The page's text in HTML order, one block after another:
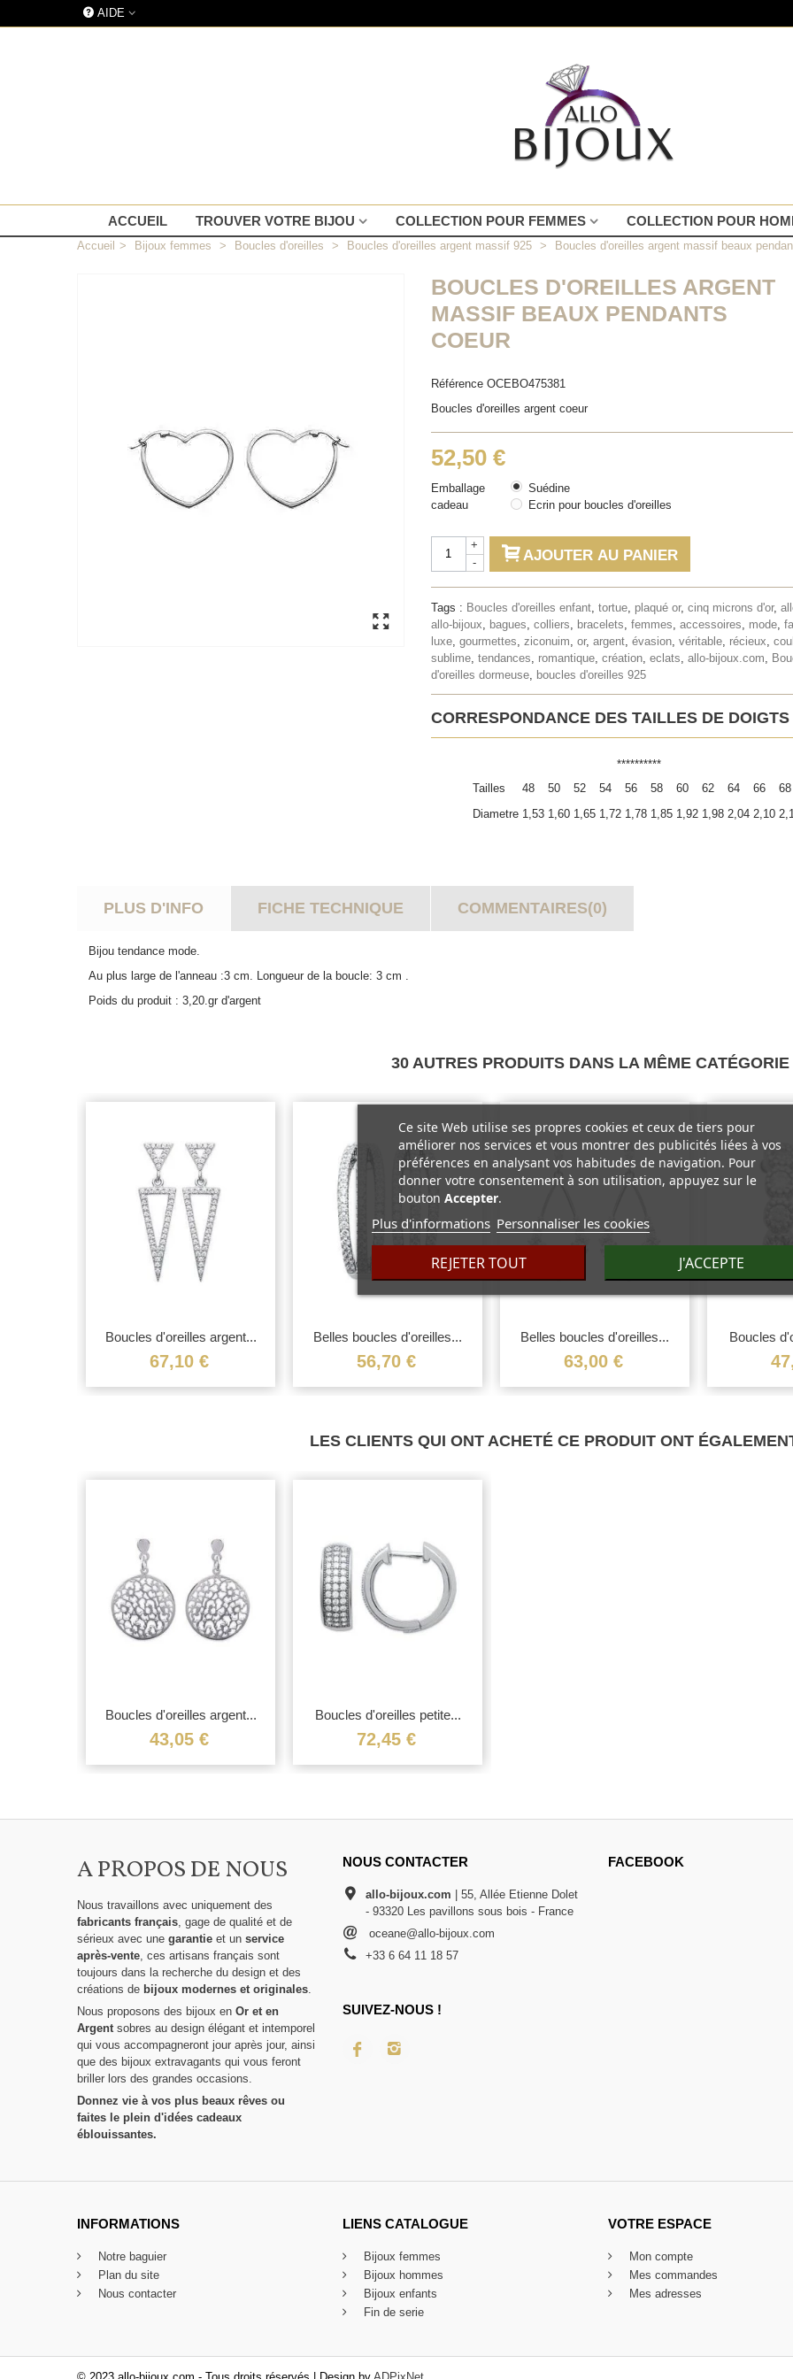
AIDE
ACCUEIL TROUVER VOTRE BIJOU COLLECTION POUR FEMMES COLLECTION POUR
Accueil > Bijoux femmes > Boucles d'oreilles > Boucles d'oreilles argent massif 925 > Boucles d'oreilles argent massif beaux
BOUCLES D'OREILLES ARGENT
MASSIF BEAUX PENDANTS
COEUR
Référence OCEBO475381
Boucles d'oreilles argent coeur
52,50 €
Emballage
cadeau
Suédine
Ecrin pour boucles d'oreilles
-
+
AJOUTER AU PANIER
Tags : Boucles d'oreilles enfant, tortue, plaqué or, cinq microns d'or,
allo-bijoux, bagues, colliers, bracelets, femmes, accessoires, mode,
luxe, gourmettes, ziconuim, or, argent, évasion, véritable, récieux,
sublime, tendances, romantique, création, eclats, allo-bijoux.com,
d'oreilles dormeuse, boucles d'oreilles 925
CORRESPONDANCE DES TAILLES DE
**********
Tailles
48 50 52 54 56 58 60 62 64 66
68
Diametre 1,53 1,60 1,65 1,72 1,78 1,85 1,92 1,98 2,04 2,10
PLUS D'INFO FICHE TECHNIQUE COMMENTAIRES(0)
Bijou tendance mode.
Au plus large de l'anneau :3 cm. Longueur de la boucle: 3 cm .
Poids du produit : 3,20.gr d'argent
30 AUTRES PRODUITS DANS LA MÊME CATÉGORIE
Boucles d'oreilles argent...
67,10 €
Belles boucles d'oreilles...
56,70 €
Belles boucles d'oreilles...
63,00 €
Boucles
LES CLIENTS QUI ONT ACHETÉ CE PRODUIT ONT
Boucles d'oreilles argent...
43,05 €
Boucles d'oreilles petite...
72,45 €
A PROPOS DE NOUS
Nous travaillons avec uniquement des
fabricants français , gage de qualité et de
sérieux avec une garantie et un service
après-vente , ces artisans français sont
toujours dans la recherche du design et des
créations de bijoux modernes et originales
Nous proposons des bijoux en Or et en
Argent sobres au design élégant et intemporel
qui vous accompagneront jour après jour, ainsi
que des bijoux extravagants qui vous feront
briller lors des grandes occasions.
Donnez vie à vos plus beaux rêves ou
faites le plein d'idées cadeaux
éblouissantes.
NOUS CONTACTER
allo-bijoux.com | 55, Allée Etienne Dolet
- 93320 Les pavillons sous bois - France
oceane@allo-bijoux.com
+33 6 64 11 18 57
FACEBOOK
SUIVEZ-NOUS !
Ce site Web utilise ses propres cookies et ceux de tiers pour
améliorer nos services et vous montrer des publicités liées à vos
préférences en analysant vos habitudes de navigation. Pour
donner votre consentement à son utilisation, appuyez sur le
bouton Accepter.
Plus d'informations Personnaliser les cookies
REJETER TOUT J'ACCEPTE
INFORMATIONS
Notre baguier
Plan du site
Nous contacter
LIENS CATALOGUE
Bijoux femmes
Bijoux hommes
Bijoux enfants
Fin de serie
VOTRE ESPACE
Mon compte
Mes commandes
Mes adresses